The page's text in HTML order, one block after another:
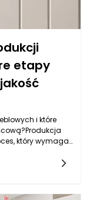
etapy
i które
który wymaga